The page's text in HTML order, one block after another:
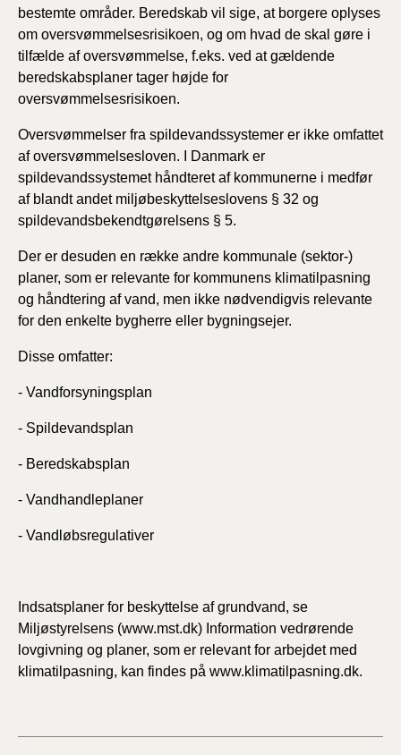
bestemte områder. Beredskab vil sige, at borgere oplyses
om oversvømmelsesrisikoen, og om hvad de skal gøre i
tilfælde af oversvømmelse, f.eks. ved at gældende
beredskabsplaner tager højde for
oversvømmelsesrisikoen.
Oversvømmelser fra spildevandssystemer er ikke omfattet
af oversvømmelsesloven. I Danmark er
spildevandssystemet håndteret af kommunerne i medfør
af blandt andet miljøbeskyttelseslovens § 32 og
spildevandsbekendtgørelsens § 5.
Der er desuden en række andre kommunale (sektor-)
planer, som er relevante for kommunens klimatilpasning
og håndtering af vand, men ikke nødvendigvis relevante
for den enkelte bygherre eller bygningsejer.
Disse omfatter:
- Vandforsyningsplan
- Spildevandsplan
- Beredskabsplan
- Vandhandleplaner
- Vandløbsregulativer
Indsatsplaner for beskyttelse af grundvand, se
Miljøstyrelsens (www.mst.dk) Information vedrørende
lovgivning og planer, som er relevant for arbejdet med
klimatilpasning, kan findes på www.klimatilpasning.dk.